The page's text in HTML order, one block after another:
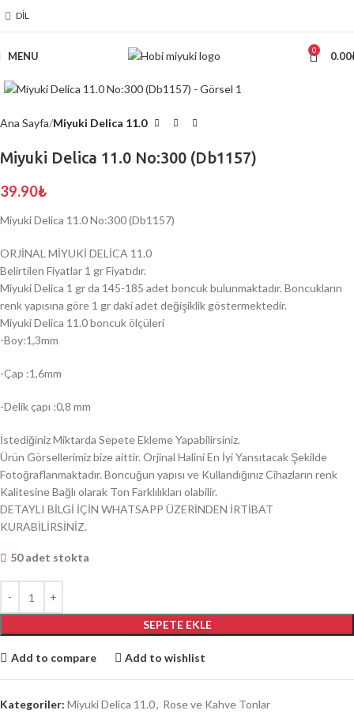
DIL
MENU 0 0.00
Ana Sayfa Miyuki Delica 11.0
Miyuki Delica 11.0 No:300 (Db1157)
39.90₺
Miyuki Delica 11.0 No:300 (Db1157)
ORJİNAL MİYUKİ DELİCA 11.0
Belirtilen Fiyatlar 1 gr Fiyatıdır.
Miyuki Delica 1 gr da 145-185 adet boncuk bulunmaktadır. Boncukların
renk yapısına göre 1 gr daki adet değişiklik göstermektedir.
Miyuki Delica 11.0 boncuk ölçüleri
-Boy:1,3mm
-Çap :1,6mm
-Delik çapı :0,8 mm
İstediğiniz Miktarda Sepete Ekleme Yapabilirsiniz.
Ürün Görsellerimiz bize aittir. Orjinal Halini En İyi Yansıtacak Şekilde
Fotoğraflanmaktadır. Boncuğun yapısı ve Kullandığınız Cihazların renk
Kalitesine Bağlı olarak Ton Farklılıkları olabilir.
DETAYLI BİLGİ İÇİN WHATSAPP ÜZERİNDEN İRTİBAT
KURABİLİRSİNİZ.
50 adet stokta
SEPETE EKLE
Add to compare Add to wishlist
Kategoriler: Miyuki Delica 11.0, Rose ve Kahve Tonlar